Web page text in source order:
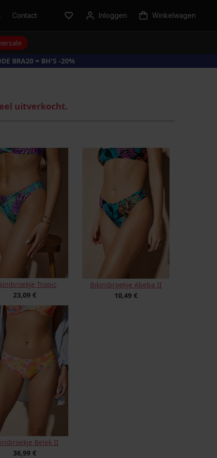
Contact Inloggen Winkelwagen
BRA20 = BH'S -20%
uitverkocht.
Tropic
23,09 €
Bikinibroekje Abeba II
10,49 €
Belek II
36,99 €